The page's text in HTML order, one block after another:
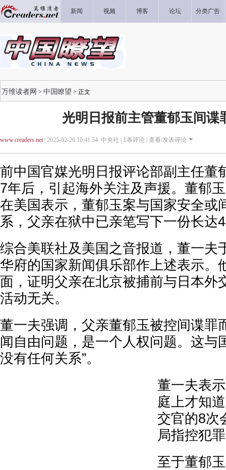
新闻 视频 博客 论坛 分类广告
万维读者网 > 中国瞭望 > 正文
光明日报前主管董郁玉间谍
www.creaders.net| 2025-02-26 10:41:54 中央社 | 1条评论 | 查看/发表评论
前中国官媒光明日报评论部副主任董
7年后，引起海外关注及声援。董郁
在美国表示，董郁玉案与国家安全或
系，父亲在狱中已亲笔写下一份长达
综合美联社及美国之音报道，董一夫
华府的国家新闻俱乐部作上述表示。
面，证明父亲在北京被捕前与日本外
活动无关。
董一夫强调，父亲董郁玉被控间谍罪
闻自由问题，是一个人权问题。这与
没有任何关系”。
董一夫表
庭上才知
交官的8次
局指控犯
至于董郁